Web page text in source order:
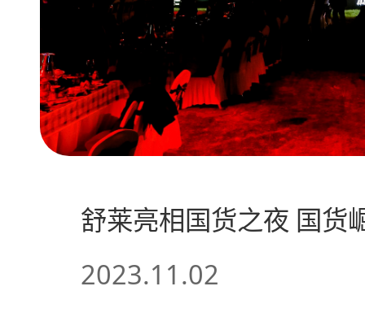
舒莱亮相国货之夜 国货
2023.11.02